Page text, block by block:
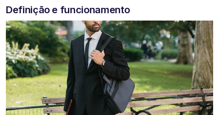
Definição e funcionamento